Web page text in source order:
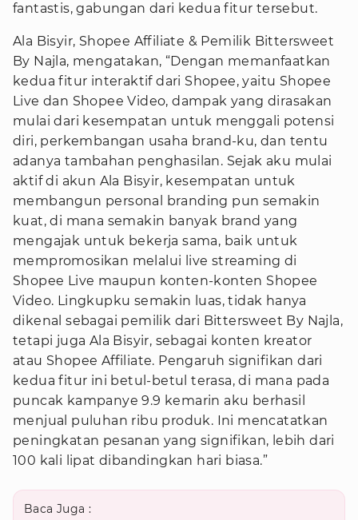
fantastis, gabungan dari kedua fitur tersebut.
Ala Bisyir, Shopee Affiliate & Pemilik Bittersweet
By Najla, mengatakan, “Dengan memanfaatkan
kedua fitur interaktif dari Shopee, yaitu Shopee
Live dan Shopee Video, dampak yang dirasakan
mulai dari kesempatan untuk menggali potensi
diri, perkembangan usaha brand-ku, dan tentu
adanya tambahan penghasilan. Sejak aku mulai
aktif di akun Ala Bisyir, kesempatan untuk
membangun personal branding pun semakin
kuat, di mana semakin banyak brand yang
mengajak untuk bekerja sama, baik untuk
mempromosikan melalui live streaming di
Shopee Live maupun konten-konten Shopee
Video. Lingkupku semakin luas, tidak hanya
dikenal sebagai pemilik dari Bittersweet By Najla,
tetapi juga Ala Bisyir, sebagai konten kreator
atau Shopee Affiliate. Pengaruh signifikan dari
kedua fitur ini betul-betul terasa, di mana pada
puncak kampanye 9.9 kemarin aku berhasil
menjual puluhan ribu produk. Ini mencatatkan
peningkatan pesanan yang signifikan, lebih dari
100 kali lipat dibandingkan hari biasa.”
Baca Juga :